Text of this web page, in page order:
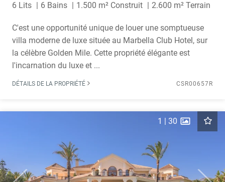
6 Lits 6 Bains 1.500 m² Construit 2.600 m² Terrain
C'est une opportunité unique de louer une somptueuse
villa moderne de luxe située au Marbella Club Hotel, sur
la célèbre Golden Mile. Cette propriété élégante est
l'incarnation du luxe et ...
DÉTAILS DE LA PROPRIÉTÉ CSR00657R
1 | 30